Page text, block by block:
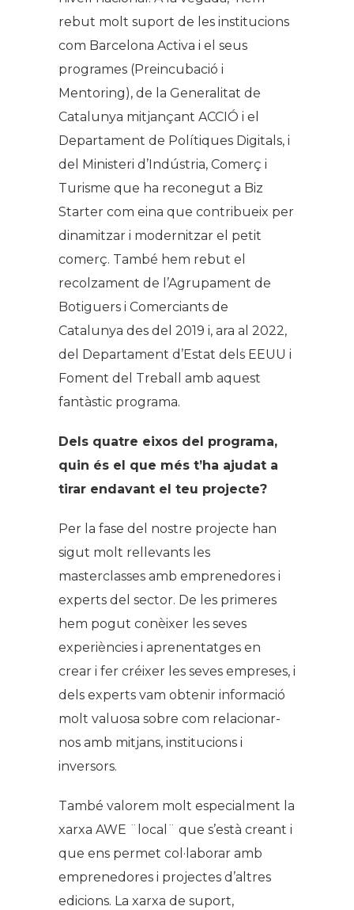
rebut molt suport de les institucions
com Barcelona Activa i el seus
programes (Preincubació i
Mentoring), de la Generalitat de
Catalunya mitjançant ACCIÓ i el
Departament de Polítiques Digitals, i
del Ministeri d’Indústria, Comerç i
Turisme que ha reconegut a Biz
Starter com eina que contribueix per
dinamitzar i modernitzar el petit
comerç. També hem rebut el
recolzament de l’Agrupament de
Botiguers i Comerciants de
Catalunya des del 2019 i, ara al 2022,
del Departament d’Estat dels EEUU i
Foment del Treball amb aquest
fantàstic programa.
Dels quatre eixos del programa,
quin és el que més t’ha ajudat a
tirar endavant el teu projecte?
Per la fase del nostre projecte han
sigut molt rellevants les
masterclasses amb emprenedores i
experts del sector. De les primeres
hem pogut conèixer les seves
experiències i aprenentatges en
crear i fer créixer les seves empreses, i
dels experts vam obtenir informació
molt valuosa sobre com relacionar-
nos amb mitjans, institucions i
inversors.
També valorem molt especialment la
xarxa AWE ¨local¨ que s’està creant i
que ens permet col·laborar amb
emprenedores i projectes d’altres
edicions. La xarxa de suport,